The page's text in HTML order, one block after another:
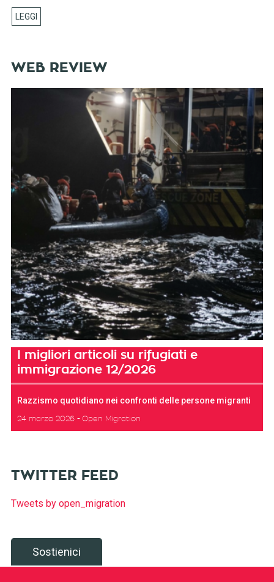
WEB REVIEW
I migliori articoli su rifugiati e
immigrazione 12/2026
Razzismo quotidiano nei confronti delle persone migranti
24 marzo 2026 Open Migration
TWITTER FEED
Tweets by open_migration
Sostienici